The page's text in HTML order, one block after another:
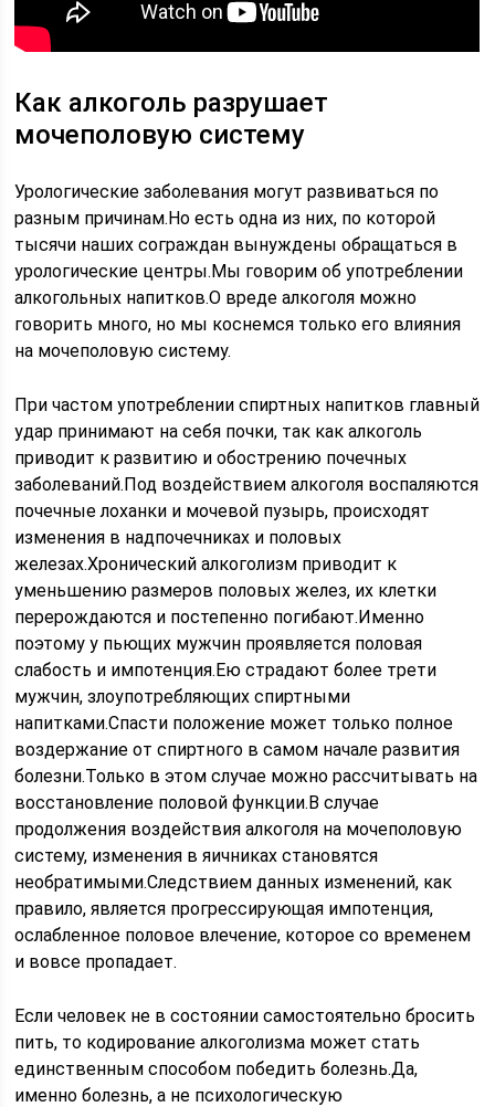
Как алкоголь разрушает
мочеполовую систему
Урологические заболевания могут развиваться по
разным причинам.Но есть одна из них, по которой
тысячи наших сограждан вынуждены обращаться в
урологические центры.Мы говорим об употреблении
алкогольных напитков.О вреде алкоголя можно
говорить много, но мы коснемся только его влияния
на мочеполовую систему.
При частом употреблении спиртных напитков главный
удар принимают на себя почки, так как алкоголь
приводит к развитию и обострению почечных
заболеваний.Под воздействием алкоголя воспаляются
почечные лоханки и мочевой пузырь, происходят
изменения в надпочечниках и половых
железах.Хронический алкоголизм приводит к
уменьшению размеров половых желез, их клетки
перерождаются и постепенно погибают.Именно
поэтому у пьющих мужчин проявляется половая
слабость и импотенция.Ею страдают более трети
мужчин, злоупотребляющих спиртными
напитками.Спасти положение может только полное
воздержание от спиртного в самом начале развития
болезни.Только в этом случае можно рассчитывать на
восстановление половой функции.В случае
продолжения воздействия алкоголя на мочеполовую
систему, изменения в яичниках становятся
необратимыми.Следствием данных изменений, как
правило, является прогрессирующая импотенция,
ослабленное половое влечение, которое со временем
и вовсе пропадает.
Если человек не в состоянии самостоятельно бросить
пить, то кодирование алкоголизма может стать
единственным способом победить болезнь.Да,
именно болезнь, а не психологическую